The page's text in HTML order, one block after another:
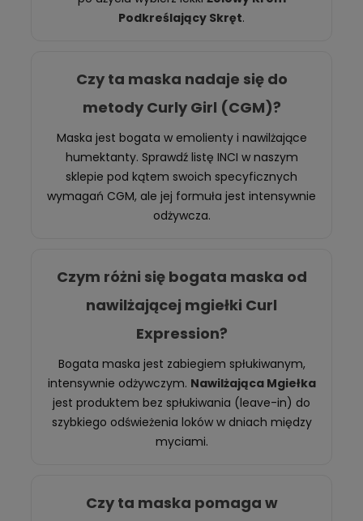
Podkreślający Skręt.
Czy ta maska nadaje się do
metody Curly Girl (CGM)?
Maska jest bogata w emolienty i nawilżające
humektanty. Sprawdź listę INCI w naszym
sklepie pod kątem swoich specyficznych
wymagań CGM, ale jej formuła jest intensywnie
odżywcza.
Czym różni się bogata maska od
nawilżającej mgiełki Curl
Expression?
Bogata maska jest zabiegiem spłukiwanym,
intensywnie odżywczym. Nawilżająca Mgiełka
jest produktem bez spłukiwania (leave-in) do
szybkiego odświeżenia loków w dniach między
myciami.
Czy ta maska pomaga w